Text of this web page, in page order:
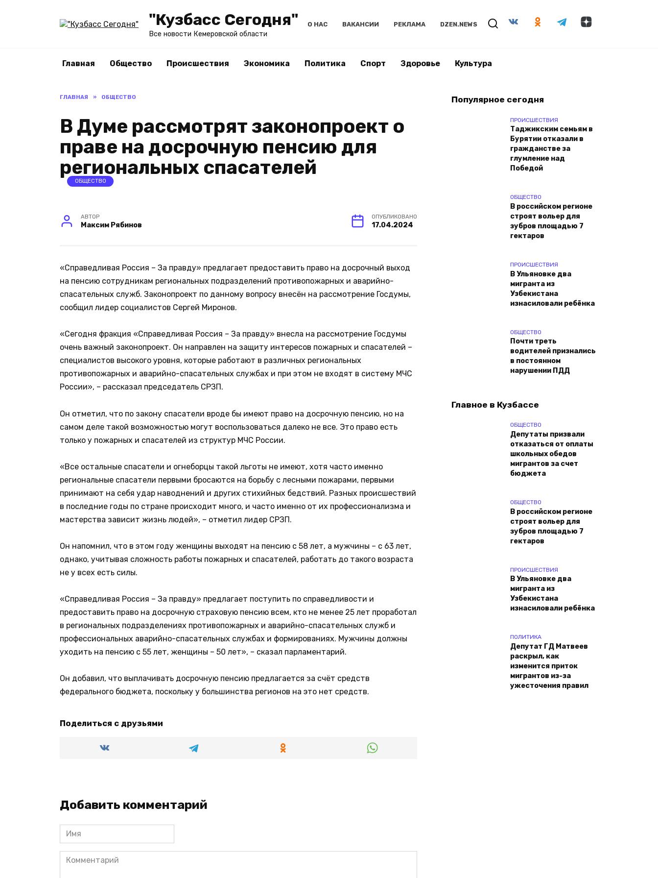
"Кузбасс Сегодня"
Все новости Кемеровской области
О НАС ВАКАНСИИ РЕКЛАМА DZEN.NEWS
Главная Общество Происшествия Экономика Политика Спорт Здоровье Культура
ГЛАВНАЯ » ОБЩЕСТВО
В Думе рассмотрят законопроект о
праве на досрочную пенсию для
региональных спасателей
ОБЩЕСТВО
АВТОР
Максим Рябинов
ОПУБЛИКОВАНО
17.04.2024
«Справедливая Россия – За правду» предлагает предоставить право на досрочный выход
на пенсию сотрудникам региональных подразделений противопожарных и аварийно-
спасательных служб. Законопроект по данному вопросу внесён на рассмотрение Госдумы,
сообщил лидер социалистов Сергей Миронов.
«Сегодня фракция «Справедливая Россия – За правду» внесла на рассмотрение Госдумы
очень важный законопроект. Он направлен на защиту интересов пожарных и спасателей –
специалистов высокого уровня, которые работают в различных региональных
противопожарных и аварийно-спасательных службах и при этом не входят в систему МЧС
России», – рассказал председатель СРЗП.
Он отметил, что по закону спасатели вроде бы имеют право на досрочную пенсию, но на
самом деле такой возможностью могут воспользоваться далеко не все. Это право есть
только у пожарных и спасателей из структур МЧС России.
«Все остальные спасатели и огнеборцы такой льготы не имеют, хотя часто именно
региональные спасатели первыми бросаются на борьбу с лесными пожарами, первыми
принимают на себя удар наводнений и других стихийных бедствий. Разных происшествий
в последние годы по стране происходит много, и часто именно от их профессионализма и
мастерства зависит жизнь людей», – отметил лидер СРЗП.
Он напомнил, что в этом году женщины выходят на пенсию с 58 лет, а мужчины – с 63 лет,
однако, учитывая сложность работы пожарных и спасателей, работать до такого возраста
не у всех есть силы.
«Справедливая Россия – За правду» предлагает поступить по справедливости и
предоставить право на досрочную страховую пенсию всем, кто не менее 25 лет проработал
в региональных подразделениях противопожарных и аварийно-спасательных служб и
профессиональных аварийно-спасательных службах и формированиях. Мужчины должны
уходить на пенсию с 55 лет, женщины – 50 лет», – сказал парламентарий.
Он добавил, что выплачивать досрочную пенсию предлагается за счёт средств
федерального бюджета, поскольку у большинства регионов на это нет средств.
Поделиться с друзьями
Добавить комментарий
Имя
Комментарий
Популярное сегодня
ПРОИСШЕСТВИЯ
Таджикским семьям в
Бурятии отказали в
гражданстве за
глумление над
Победой
ОБЩЕСТВО
В российском регионе
строят вольер для
зубров площадью 7
гектаров
ПРОИСШЕСТВИЯ
В Ульяновке два
мигранта из
Узбекистана
изнасиловали ребёнка
ОБЩЕСТВО
Почти треть
водителей признались
в постоянном
нарушении ПДД
Главное в Кузбассе
ОБЩЕСТВО
Депутаты призвали
отказаться от оплаты
школьных обедов
мигрантов за счет
бюджета
ОБЩЕСТВО
В российском регионе
строят вольер для
зубров площадью 7
гектаров
ПРОИСШЕСТВИЯ
В Ульяновке два
мигранта из
Узбекистана
изнасиловали ребёнка
ПОЛИТИКА
Депутат ГД Матвеев
раскрыл, как
изменится приток
мигрантов из-за
ужесточения правил